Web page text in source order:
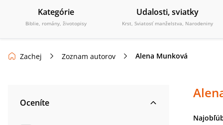
Kategórie
Biblie, romány, životopisy
Udalosti, sviatky
Krst, Sviatosť manželstva, Narodeniny
Zachej Zoznam autorov Alena Munková
Oceníte